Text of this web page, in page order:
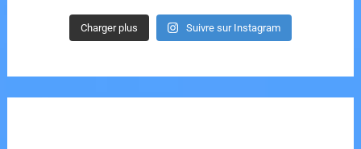
Charger plus Suivre sur Instagram